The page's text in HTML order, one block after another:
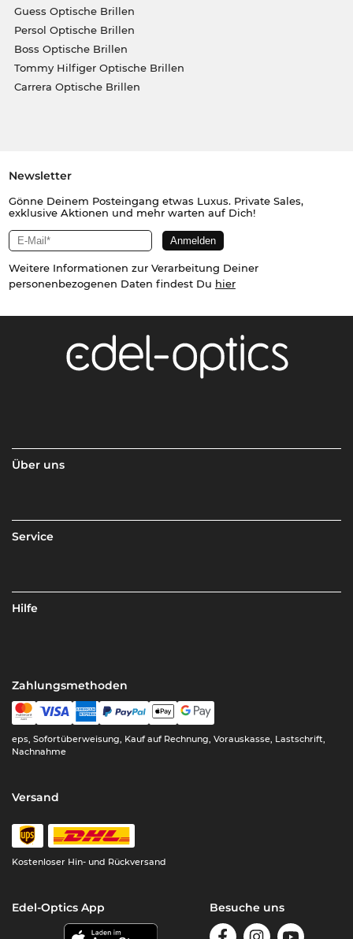
Guess Optische Brillen
Persol Optische Brillen
Boss Optische Brillen
Tommy Hilfiger Optische Brillen
Carrera Optische Brillen
Newsletter
Gönne Deinem Posteingang etwas Luxus. Private Sales,
exklusive Aktionen und mehr warten auf Dich!
Weitere Informationen zur Verarbeitung Deiner
personenbezogenen Daten findest Du hier
Über uns
Service
Hilfe
Zahlungsmethoden
eps, Sofortüberweisung, Kauf auf Rechnung, Vorauskasse, Lastschrift,
Nachnahme
Versand
Kostenloser Hin- und Rückversand
Edel-Optics App Besuche uns